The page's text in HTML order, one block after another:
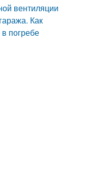
вентиляции
Как
погребе